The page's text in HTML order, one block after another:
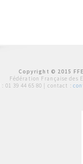
Copyright © 2015
Fédération Française des
: 01 39 44 65 80 | contact :